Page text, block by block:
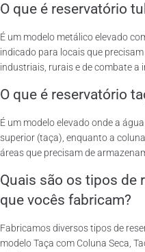
O que é reservatório
É um modelo metálico elevado
indicado para locais que
industriais, rurais e de combate a
O que é reservatório
É um modelo elevado onde a
superior (taça), enquanto a
áreas que precisam de
Quais são os tipos de
que vocês fabricam?
Fabricamos diversos tipos de
modelo Taça com Coluna Seca,